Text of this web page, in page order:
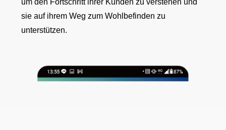
um den Fortschritt ihrer Kunden zu verstehen und
sie auf ihrem Weg zum Wohlbefinden zu
unterstützen.